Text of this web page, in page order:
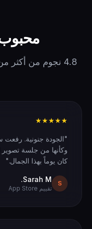
4.8 نجوم من أكثر من 5,200 تقييم على App Store.
★★★★★
"الجودة جنونية.
وكأنها من جلسة
كان يوماً بهذا الجمال."
S
Sarah M.
تقييم App Store